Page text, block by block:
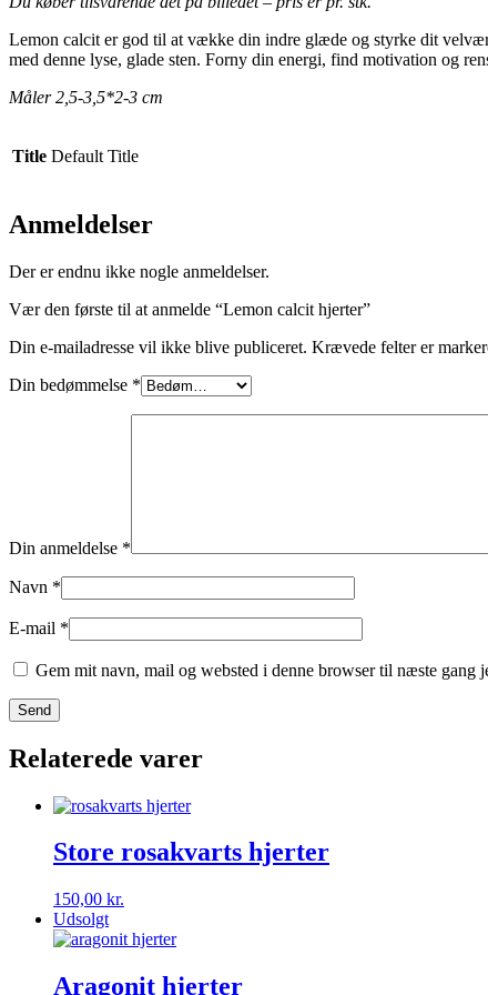
Lemon calcit er god til at vække din indre glæde og styrke dit
med denne lyse, glade sten. Forny din energi, find motivation og
Måler 2,5-3,5*2-3 cm
Title Default Title
Anmeldelser
Der er endnu ikke nogle anmeldelser.
Vær den første til at anmelde “Lemon calcit hjerter”
Din e-mailadresse vil ikke blive publiceret. Krævede felter er
Din bedømmelse *
Din anmeldelse *
Navn *
E-mail *
Gem mit navn, mail og websted i denne browser til næste gang
Relaterede varer
Store rosakvarts hjerter
150,00 kr.
Udsolgt
Aragonit hjerter